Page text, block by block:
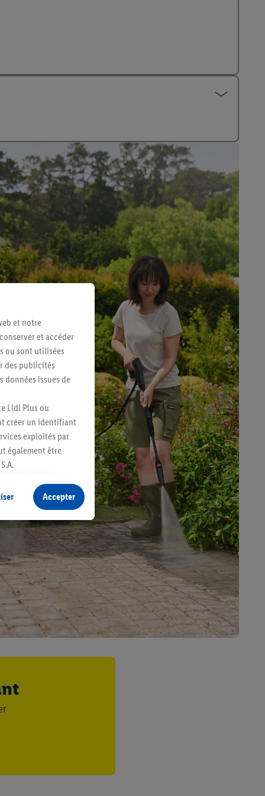
et notre
et accéder
ou sont utilisées
des publicités
données issues de
Lidl Plus ou
créer un identifiant
exploités par
également être
sans procéder à
terminaux ou
échéant, d’autres
sur le
En cliquant sur
de plus amples
à tout moment
les impressions ici.
Accepter